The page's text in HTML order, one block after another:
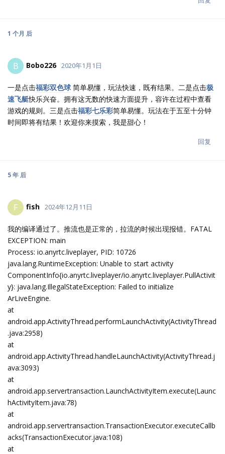
1 个月 后
B Bobo226 2020年1月1日
一是点击福彩双色球 简单易懂，玩法快速，既有结果。二是点击极
速飞艇快乐兴奋。拥有这无数的快速方面提升，容许在过程中查看
游戏的规则。三是点击福彩七乐彩简单易懂。玩法在于五至十分钟
时间即将有结果！欢迎你来摸索，我是甜心！
回复
5 年 后
F fish 2024年12月11日
我的编译通过了。推流也是正常的，拉流的时候出现报错。FATAL
EXCEPTION: main
Process: io.anyrtc.liveplayer, PID: 10726
java.lang.RuntimeException: Unable to start activity
ComponentInfo{io.anyrtc.liveplayer/io.anyrtc.liveplayer.PullActivit
y}: java.lang.IllegalStateException: Failed to initialize
ArLiveEngine.
at
android.app.ActivityThread.performLaunchActivity(ActivityThread
.java:2958)
at
android.app.ActivityThread.handleLaunchActivity(ActivityThread.j
ava:3093)
at
android.app.servertransaction.LaunchActivityItem.execute(Launc
hActivityItem.java:78)
at
android.app.servertransaction.TransactionExecutor.executeCallb
acks(TransactionExecutor.java:108)
at